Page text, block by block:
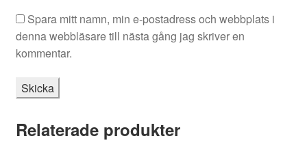
Spara mitt namn, min e-postadress och webbplats i
denna webbläsare till nästa gång jag skriver en
kommentar.
Relaterade produkter